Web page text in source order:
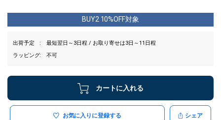
BUY2 10%OFF対象
出荷予定
最短翌日～3日程 / お取り寄せは3日～11日程
ラッピング
不可
カートに入れる
お気に入りに登録する シェア